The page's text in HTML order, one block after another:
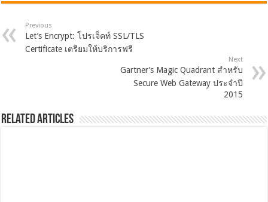
Previous
Let’s Encrypt: โปรเจ็คท์ SSL/TLS
Certificate เตรียมให้บริการฟรี
Next
Gartner’s Magic Quadrant สำหรับ
Secure Web Gateway ประจำปี
2015
Related Articles